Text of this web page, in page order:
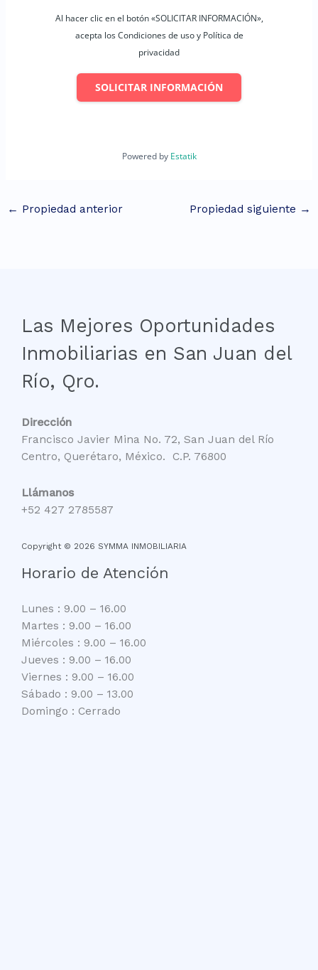
- Teléfono: 427 278 5587
https://pirulesworkspace.com/
Al hacer clic en el botón «SOLICITAR INFORMACIÓN»,
acepta los Condiciones de uso y Política de
privacidad
SOLICITAR INFORMACIÓN
Powered by Estatik
← Propiedad anterior Propiedad siguiente →
Las Mejores Oportunidades
Inmobiliarias en San Juan del
Río, Qro.
Dirección
Francisco Javier Mina No. 72, San Juan del Río
Centro, Querétaro, México. C.P. 76800
Llámanos
+52 427 2785587
Copyright © 2026 SYMMA INMOBILIARIA
Horario de Atención
Lunes : 9.00 – 16.00
Martes : 9.00 – 16.00
Miércoles : 9.00 – 16.00
Jueves : 9.00 – 16.00
Viernes : 9.00 – 16.00
Sábado : 9.00 – 13.00
Domingo : Cerrado